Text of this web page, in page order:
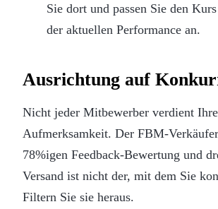
Sie dort und passen Sie den
der aktuellen Performance an.
Ausrichtung auf
Nicht jeder Mitbewerber verdient Ihre
Aufmerksamkeit. Der FBM-
78%igen Feedback-Bewertung und
Versand ist nicht der, mit dem Sie
Filtern Sie sie heraus.